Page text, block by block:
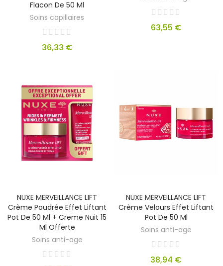
Flacon De 50 Ml
Soins capillaires
36,33 €
63,55 €
NUXE MERVEILLANCE LIFT
Crème Poudrée Effet Liftant
Pot De 50 Ml + Creme Nuit 15
Ml Offerte
Soins anti-age
NUXE MERVEILLANCE LIFT
Crème Velours Effet Liftant
Pot De 50 Ml
Soins anti-age
38,94 €